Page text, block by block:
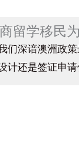
留学移民
们深谙澳洲政
还是签证申